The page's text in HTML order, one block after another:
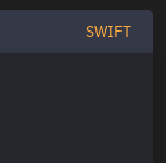
SWIFT